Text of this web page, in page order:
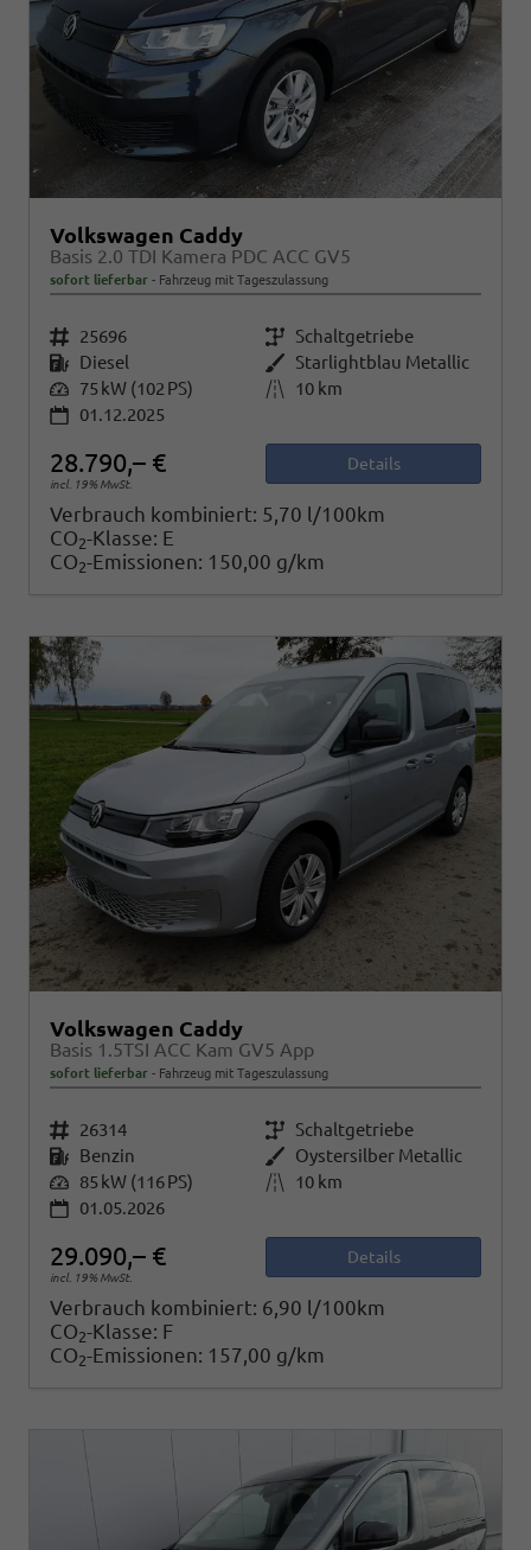
Volkswagen Caddy
Basis 2.0 TDI Kamera PDC ACC GV5
sofort lieferbar Fahrzeug mit Tageszulassung
Fahrzeugnr. 25696 Getriebe Schaltgetriebe
Kraftstoff Diesel Außenfarbe Starlightblau Metallic
Leistung 75 kW (102 PS) Kilometerstand
10 km
01.12.2025
28.790,– €
incl. 19% MwSt.
Details
Verbrauch kombiniert: 5,70 l/100km
CO2-Klasse: E
CO2-Emissionen: 150,00 g/km
Volkswagen Caddy
Basis 1.5TSI ACC Kam GV5 App
sofort lieferbar Fahrzeug mit Tageszulassung
Fahrzeugnr. 26314 Getriebe Schaltgetriebe
Kraftstoff Benzin Außenfarbe Oystersilber Metallic
Leistung 85 kW (116 PS) Kilometerstand
10 km
01.05.2026
29.090,– €
incl. 19% MwSt.
Details
Verbrauch kombiniert: 6,90 l/100km
CO2-Klasse: F
CO2-Emissionen: 157,00 g/km